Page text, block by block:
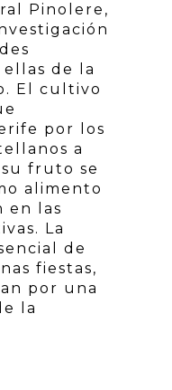
Pinolere,
de la
El cultivo
por los
a
fruto se
alimento
en las
La
de
fiestas,
por una
la